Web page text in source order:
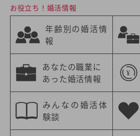
お役立ち！婚活情報
年齢別の婚活情
報
あなたの職業に
あった婚活情報
みんなの婚活体
験談